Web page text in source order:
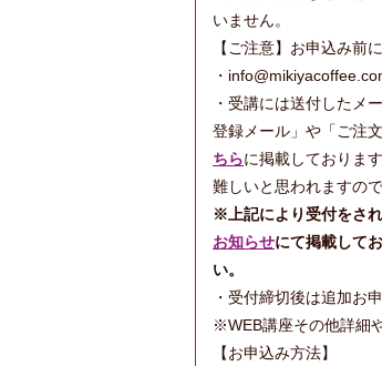
いません。
【ご注意】お申込み前に
・
・受講には送付したメ
登録メール」や「ご注
ちらに掲載しておりま
難しいと思われますの
※上記により受付をさ
お知らせにて掲載して
い。
・受付締切後は追加お
※WEB講座その他詳細
【お申込み方法】